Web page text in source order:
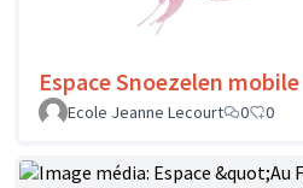
Espace Snoezelen mobile
Ecole Jeanne Lecourt
0 0